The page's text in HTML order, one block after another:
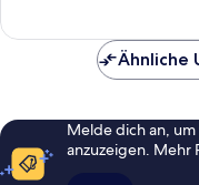
Ähnliche
Melde dich an,
anzuzeigen. Mehr